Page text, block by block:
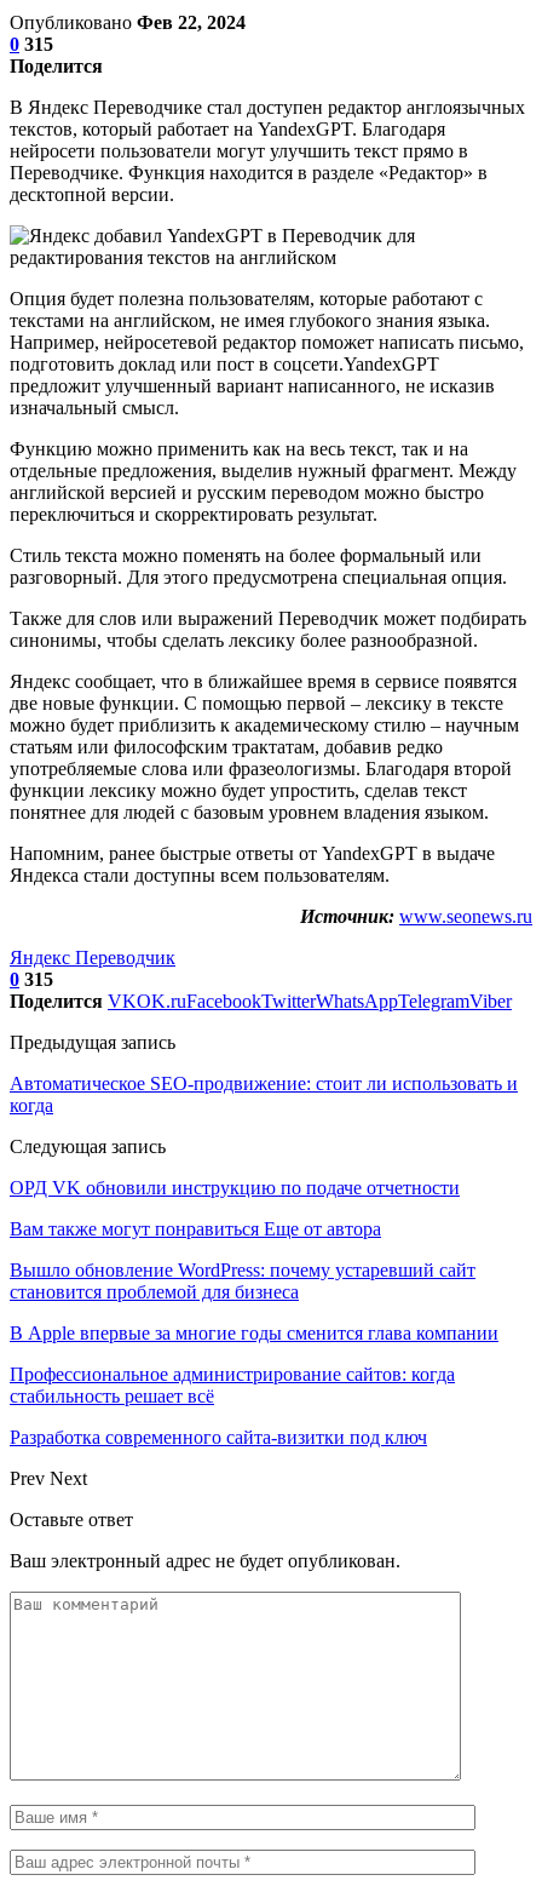
Опубликовано Фев 22, 2024
0 315
Поделится
В Яндекс Переводчике стал доступен редактор англоязычных
текстов, который работает на YandexGPT. Благодаря
нейросети пользователи могут улучшить текст прямо в
Переводчике. Функция находится в разделе «Редактор» в
десктопной версии.
Опция будет полезна пользователям, которые работают с
текстами на английском, не имея глубокого знания языка.
Например, нейросетевой редактор поможет написать письмо,
подготовить доклад или пост в соцсети.YandexGPT
предложит улучшенный вариант написанного, не исказив
изначальный смысл.
Функцию можно применить как на весь текст, так и на
отдельные предложения, выделив нужный фрагмент. Между
английской версией и русским переводом можно быстро
переключиться и скорректировать результат.
Стиль текста можно поменять на более формальный или
разговорный. Для этого предусмотрена специальная опция.
Также для слов или выражений Переводчик может подбирать
синонимы, чтобы сделать лексику более разнообразной.
Яндекс сообщает, что в ближайшее время в сервисе появятся
две новые функции. С помощью первой – лексику в тексте
можно будет приблизить к академическому стилю – научным
статьям или философским трактатам, добавив редко
употребляемые слова или фразеологизмы. Благодаря второй
функции лексику можно будет упростить, сделав текст
понятнее для людей с базовым уровнем владения языком.
Напомним, ранее быстрые ответы от YandexGPT в выдаче
Яндекса стали доступны всем пользователям.
Источник: www.seonews.ru
Яндекс Переводчик
0 315
Поделится VKOK.ruFacebookTwitterWhatsAppTelegramViber
Предыдущая запись
Автоматическое SEO-продвижение: стоит ли использовать и
когда
Следующая запись
ОРД VK обновили инструкцию по подаче отчетности
Вам также могут понравиться Еще от автора
Вышло обновление WordPress: почему устаревший сайт
становится проблемой для бизнеса
В Apple впервые за многие годы сменится глава компании
Профессиональное администрирование сайтов: когда
стабильность решает всё
Разработка современного сайта-визитки под ключ
Prev Next
Оставьте ответ
Ваш электронный адрес не будет опубликован.